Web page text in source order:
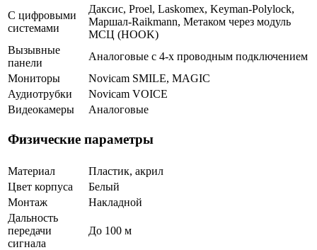
С цифровыми
системами
Даксис, Proel, Laskomex, Keyman-Polylock,
Маршал-Raikmann, Метаком через модуль
МСЦ (HOOK)
Вызывные
панели
Аналоговые с 4-х проводным подключением
Мониторы
Novicam SMILE, MAGIC
Аудиотрубки
Novicam VOICE
Видеокамеры
Аналоговые
Физические параметры
Материал
Пластик, акрил
Цвет корпуса
Белый
Монтаж
Накладной
Дальность
передачи
сигнала
До 100 м